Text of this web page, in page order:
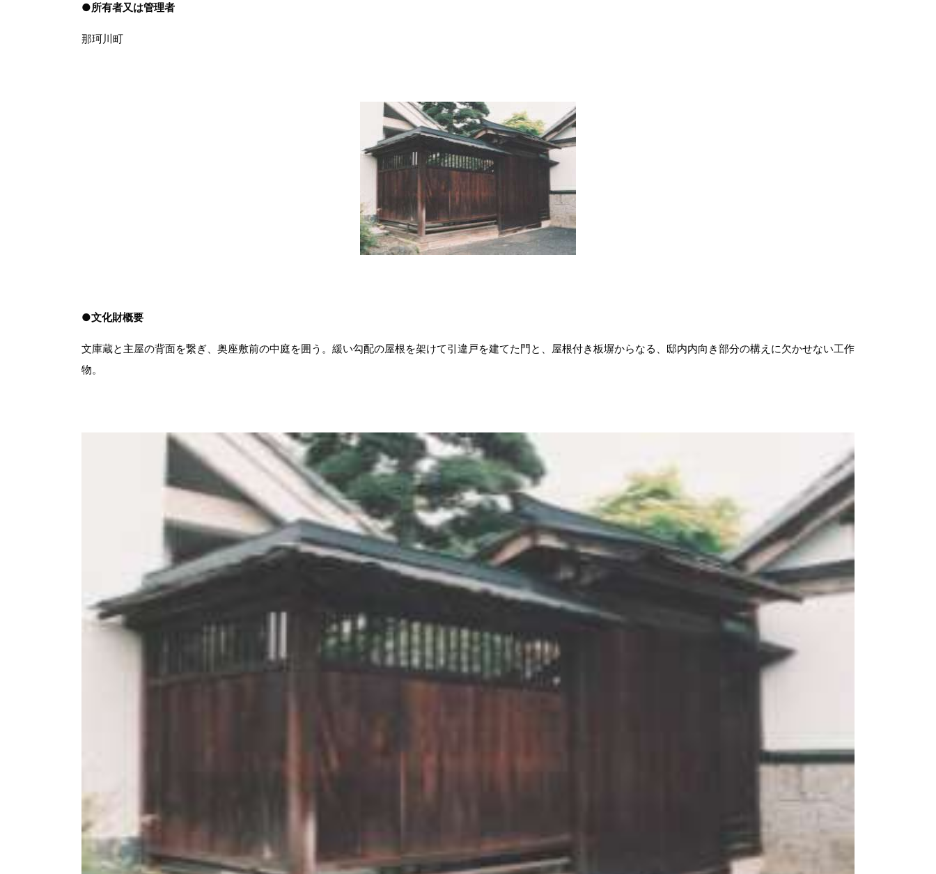
●所有者又は管理者
那珂川町
●文化財概要
文庫蔵と主屋の背面を繋ぎ、奥座敷前の中庭を囲う。緩い勾配の屋根を架けて引違戸を建てた門と、屋根付き板塀からなる、邸内内向き部分の構えに欠かせない工作
物。